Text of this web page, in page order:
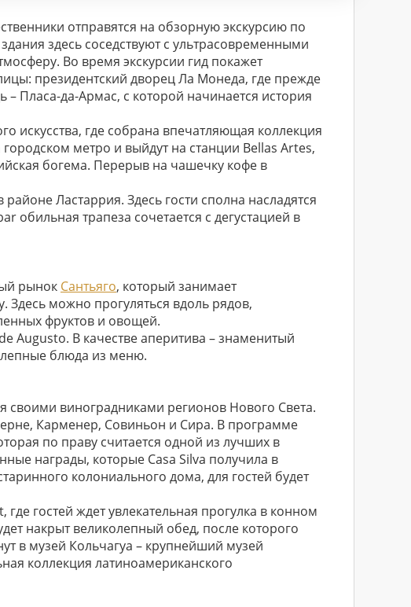
отправятся на обзорную экскурсию по
здесь соседствуют с ультрасовременными
Во время экскурсии гид покажет
президентский дворец Ла Монеда, где прежде
Пласа-да-Армас, с которой начинается история
искусства, где собрана впечатляющая коллекция
метро и выйдут на станции Bellas Artes,
богема. Перерыв на чашечку кофе в
Ластаррия. Здесь гости сполна насладятся
обильная трапеза сочетается с дегустацией в
рынок Сантьяго, который занимает
можно прогуляться вдоль рядов,
фруктов и овощей.
Augusto. В качестве аперитива – знаменитый
блюда из меню.
своими виноградниками регионов Нового Света.
Карменер, Совиньон и Сира. В программе
по праву считается одной из лучших в
награды, которые Casa Silva получила в
колониального дома, для гостей будет
гостей ждет увлекательная прогулка в конном
накрыт великолепный обед, после которого
в музей Кольчагуа – крупнейший музей
коллекция латиноамериканского